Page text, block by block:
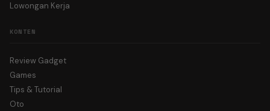
Lowongan Kerja
KONTEN
Review Gadget
Games
Tips & Tutorial
Oto